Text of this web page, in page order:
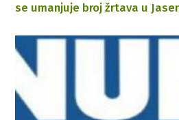
se umanjuje broj žrtava u